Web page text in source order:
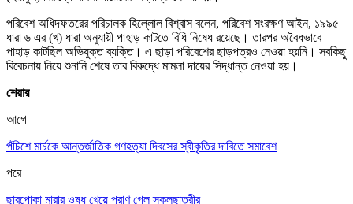
পরিবেশ অধিদফতরের পরিচালক হিল্লোল বিশ্বাস বলেন, পরিবেশ সংরক্ষণ আইন, ১৯৯৫
ধারা ৬ এর (খ) ধারা অনুযায়ী পাহাড় কাটতে বিধি নিষেধ রয়েছে। তারপর অবৈধভাবে
পাহাড় কাটছিল অভিযুক্ত ব্যক্তি। এ ছাড়া পরিবেশের ছাড়পত্রও নেওয়া হয়নি। সবকিছু
বিবেচনায় নিয়ে শুনানি শেষে তার বিরুদ্ধে মামলা দায়ের সিদ্ধান্ত নেওয়া হয়।
শেয়ার
আগে
পঁচিশে মার্চকে আন্তর্জাতিক গণহত্যা দিবসের স্বীকৃতির দাবিতে সমাবেশ
পরে
ছারপোকা মারার ওষুধ খেয়ে প্রাণ গেল স্কুলছাত্রীর